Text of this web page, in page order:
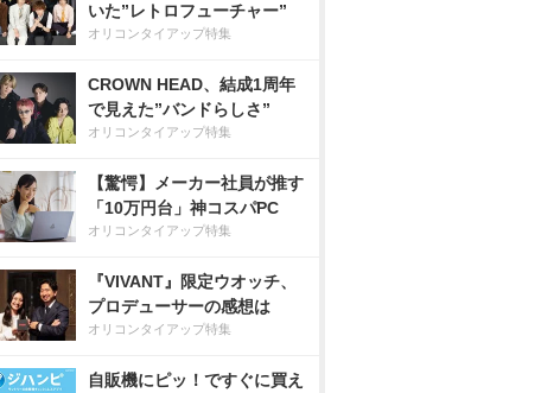
いた”レトロフューチャー”
オリコンタイアップ特集
CROWN HEAD、結成1周年
で見えた”バンドらしさ”
オリコンタイアップ特集
【驚愕】メーカー社員が推す
「10万円台」神コスパPC
オリコンタイアップ特集
『VIVANT』限定ウオッチ、
プロデューサーの感想は
オリコンタイアップ特集
自販機にピッ！ですぐに買え